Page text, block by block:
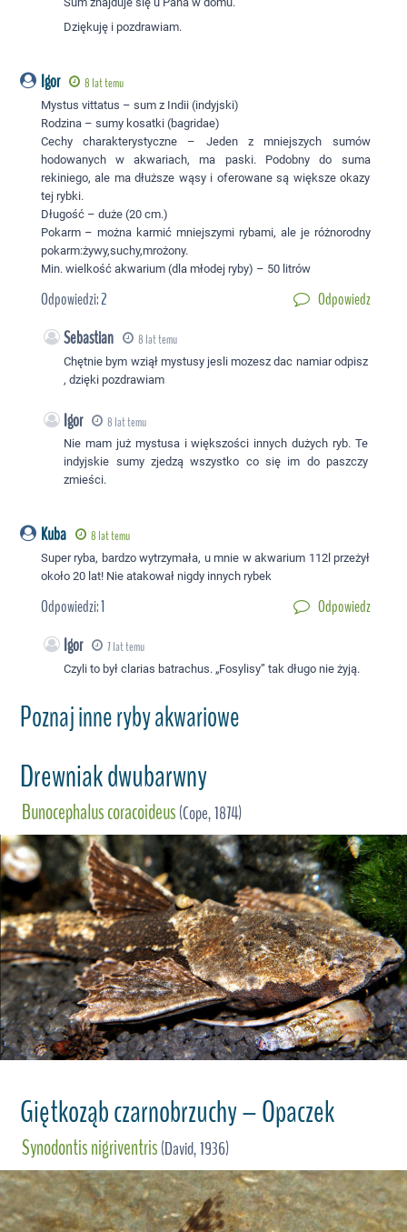
Dziękuję i pozdrawiam.
Igor 8 lat temu
Mystus vittatus – sum z Indii (indyjski)
Rodzina – sumy kosatki (bagridae)
Cechy charakterystyczne – Jeden z mniejszych sumów
hodowanych w akwariach, ma paski. Podobny do suma
rekiniego, ale ma dłuższe wąsy i oferowane są większe okazy
tej rybki.
Długość – duże (20 cm.)
Pokarm – można karmić mniejszymi rybami, ale je różnorodny
pokarm:żywy,suchy,mrożony.
Min. wielkość akwarium (dla młodej ryby) – 50 litrów
Odpowiedzi:2 Odpowiedz
Sebastian 8 lat temu
Chętnie bym wziął mystusy jesli mozesz dac namiar odpisz
, dzięki pozdrawiam
Igor 8 lat temu
Nie mam już mystusa i większości innych dużych ryb. Te
indyjskie sumy zjedzą wszystko co się im do paszczy
zmieści.
Kuba 8 lat temu
Super ryba, bardzo wytrzymała, u mnie w akwarium 112l przeżył
około 20 lat! Nie atakował nigdy innych rybek
Odpowiedzi:1 Odpowiedz
Igor 7 lat temu
Czyli to był clarias batrachus. „Fosylisy” tak długo nie żyją.
Poznaj inne ryby akwariowe
Drewniak dwubarwny
Bunocephalus coracoideus(Cope, 1874)
Giętkoząb czarnobrzuchy – Opaczek
Synodontis nigriventris(David, 1936)